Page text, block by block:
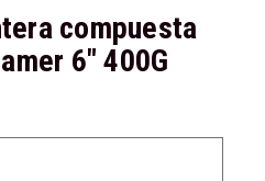
compuesta
6" 400G